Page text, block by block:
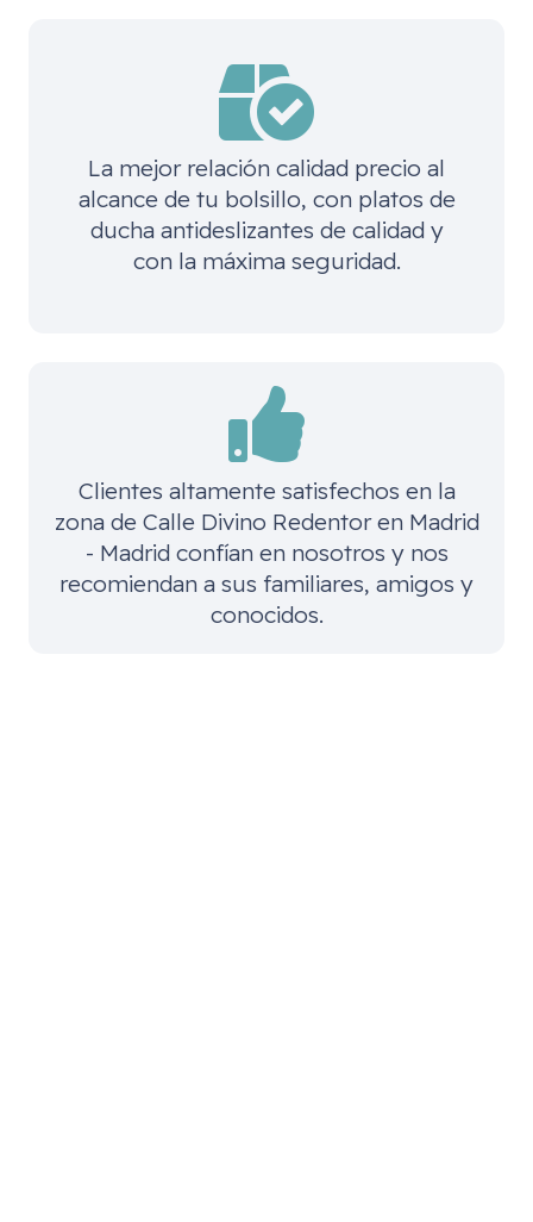
La mejor relación calidad precio al
alcance de tu bolsillo, con platos de
ducha antideslizantes de calidad y
con la máxima seguridad.
Clientes altamente satisfechos en la
zona de Calle Divino Redentor en Madrid
- Madridconfían en nosotros y nos
recomiendan a sus familiares, amigos y
conocidos.